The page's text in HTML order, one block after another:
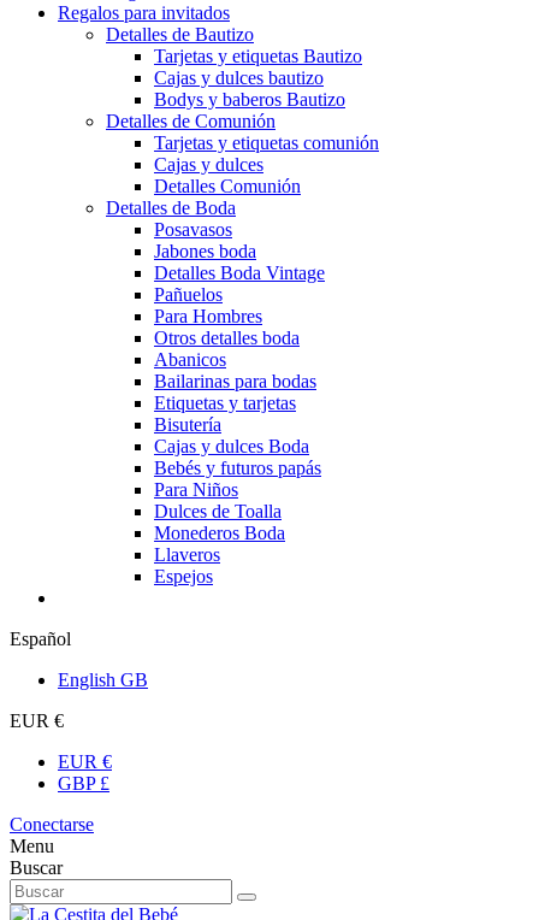
Regalos para invitados
Detalles de Bautizo
Tarjetas y etiquetas Bautizo
Cajas y dulces bautizo
Bodys y baberos Bautizo
Detalles de Comunión
Tarjetas y etiquetas comunión
Cajas y dulces
Detalles Comunión
Detalles de Boda
Posavasos
Jabones boda
Detalles Boda Vintage
Pañuelos
Para Hombres
Otros detalles boda
Abanicos
Bailarinas para bodas
Etiquetas y tarjetas
Bisutería
Cajas y dulces Boda
Bebés y futuros papás
Para Niños
Dulces de Toalla
Monederos Boda
Llaveros
Espejos
Español
English GB
EUR €
EUR €
GBP £
Conectarse
Menu
Buscar